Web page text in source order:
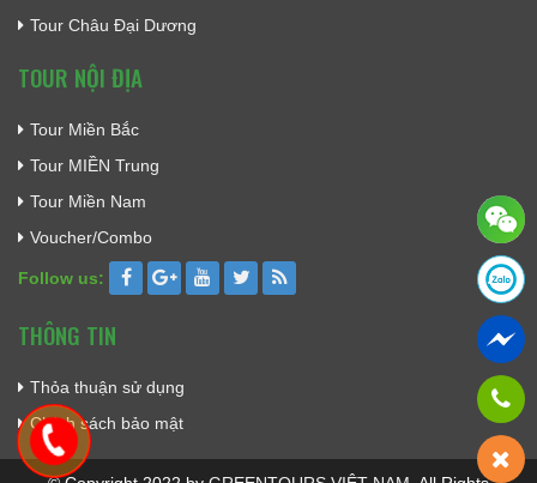
Tour Châu Đại Dương
TOUR NỘI ĐỊA
Tour Miền Bắc
Tour MIỀN Trung
Tour Miền Nam
Voucher/Combo
Follow us:
THÔNG TIN
Thỏa thuận sử dụng
Chính sách bảo mật